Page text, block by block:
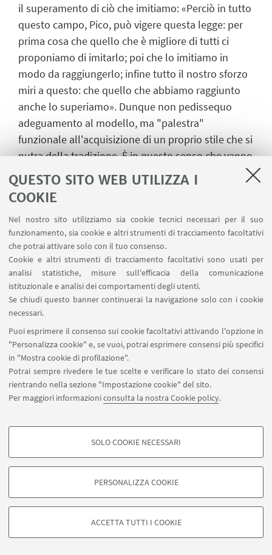
QUESTO SITO WEB UTILIZZA I
COOKIE
Nel nostro sito utilizziamo sia cookie tecnici necessari per il suo
funzionamento, sia cookie e altri strumenti di tracciamento facoltativi
che potrai attivare solo con il tuo consenso.
Cookie e altri strumenti di tracciamento facoltativi sono usati per
analisi statistiche, misure sull'efficacia della comunicazione
istituzionale e analisi dei comportamenti degli utenti.
Se chiudi questo banner continuerai la navigazione solo con i cookie
necessari.
Puoi esprimere il consenso sui cookie facoltativi attivando l'opzione in
"Personalizza cookie" e, se vuoi, potrai esprimere consensi più specifici
in "Mostra cookie di profilazione".
Potrai sempre rivedere le tue scelte e verificare lo stato dei consensi
rientrando nella sezione "Impostazione cookie" del sito.
Per maggiori informazioniconsulta la nostra Cookie policy.
COOKIE DI PROFILAZIONE - FACOLTATIVI
degli utenti, creare profili in base al loro comportamento sul sito, per analisi
di marketing.
Google/Youtube Video
SOLO COOKIE NECESSARI
PERSONALIZZA COOKIE
ACCETTA TUTTI I COOKIE
il superamento di ciò che imitiamo: «Perciò in tutto
questo campo, Pico, può vigere questa legge: per
prima cosa che quello che è migliore di tutti ci
proponiamo di imitarlo; poi che lo imitiamo in
modo da raggiungerlo; infine tutto il nostro sforzo
miri a questo: che quello che abbiamo raggiunto
anche lo superiamo». Dunque non pedissequo
adeguamento al modello, ma "palestra"
funzionale all'acquisizione di un proprio stile che si
nutra della tradizione. È in questo senso che vanno
interpretati i precetti delleProse della volgar
lingua, opera che rappresenta un punto nodale
imprescindibile nello sviluppo storico della nostra
letteratura.
Il testo, che uscì a stampa nel 1525 (all'anno
precedente risale il manoscritto di dedica al papa),
è costruito – come già gliAsolani– in forma
dialogica e si divide in tre libri. Ambientato a
Venezia, nel 1502, il dialogo mette in scena una
discussione sulla «volgar lingua» avvenuta nel
palazzo di Carlo Bembo (1472-1503), il fratello di
Pietro, tra Giuliano de' Medici (1479-1516; figlio di
Lorenzo il Magnifico), Federico Fregoso (1480 ca-
1541; amico intimo di Bembo), Ercole Strozzi (1473-
1508; poeta latino ferrarese) e il padrone di casa. Il
secondo ha un carattere più propriamente retorico
e stilistico e affronta in particolare i concetti di
«gravità» e «piacevolezza» e quello, fondamentale,
». Nel terzo libro invece è approntata